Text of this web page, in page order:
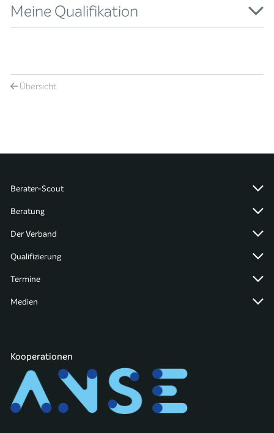
Meine Qualifikation
Übersicht
Berater-Scout
Beratung
Der Verband
Qualifizierung
Termine
Medien
Kooperationen